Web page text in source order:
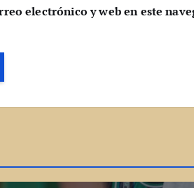
electrónico y web en este